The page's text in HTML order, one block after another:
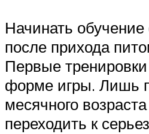
Начинать обучение
после прихода
Первые
форме игры. Лишь
месячного
переходить к